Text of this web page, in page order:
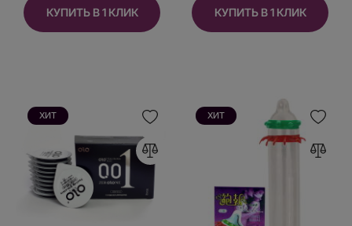
КУПИТЬ В 1 КЛИК КУПИТЬ В 1 КЛИК
ХИТ ХИТ